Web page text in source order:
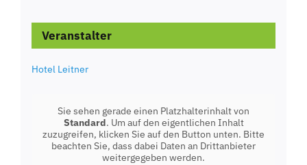
Veranstalter
Hotel Leitner
Sie sehen gerade einen Platzhalterinhalt von
Standard. Um auf den eigentlichen Inhalt
zuzugreifen, klicken Sie auf den Button unten. Bitte
beachten Sie, dass dabei Daten an Drittanbieter
weitergegeben werden.